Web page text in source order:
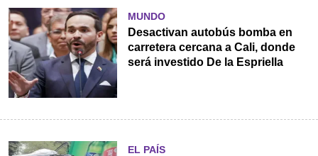
MUNDO
Desactivan autobús bomba en
carretera cercana a Cali, donde
será investido De la Espriella
EL PAÍS